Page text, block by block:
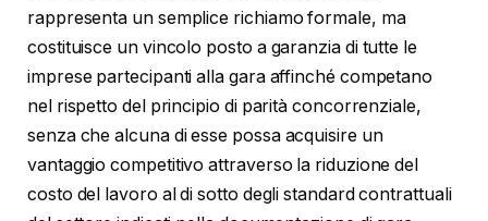
rappresenta un semplice richiamo formale, ma
costituisce un vincolo posto a garanzia di tutte le
imprese partecipanti alla gara affinché competano
nel rispetto del principio di parità concorrenziale,
senza che alcuna di esse possa acquisire un
vantaggio competitivo attraverso la riduzione del
costo del lavoro al di sotto degli standard contrattuali